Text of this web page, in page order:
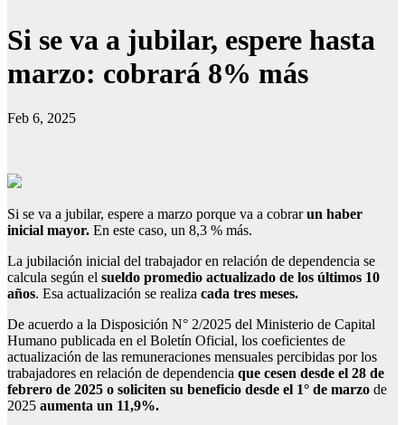
Si se va a jubilar, espere hasta
marzo: cobrará 8% más
Feb 6, 2025
Si se va a jubilar, espere a marzo porque va a cobrarun haber
inicial mayor. En este caso, un 8,3 % más.
La jubilación inicial del trabajador en relación de dependencia se
calcula según el sueldo promedio actualizado de los últimos 10
años. Esa actualización se realiza cada tres meses.
De acuerdo a la Disposición N° 2/2025 del Ministerio de Capital
Humano publicada en el Boletín Oficial, los coeficientes de
actualización de las remuneraciones mensuales percibidas por los
trabajadores en relación de dependencia que cesen desde el 28 de
febrero de 2025 o soliciten su beneficio desde el 1° de marzo de
2025 aumenta un 11,9%.